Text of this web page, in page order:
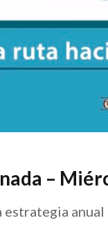
–
estrategia anual